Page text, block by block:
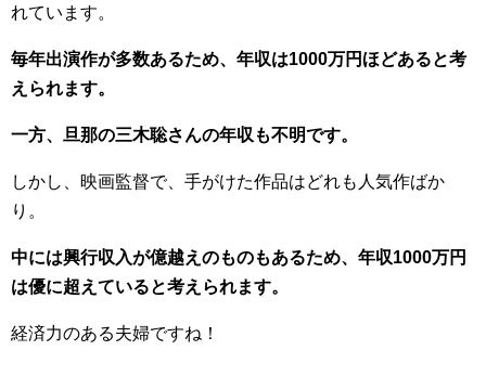
れています。
毎年出演作が多数あるため、年収は1000万円ほどあると考
えられます。
一方、旦那の三木聡さんの年収も不明です。
しかし、映画監督で、手がけた作品はどれも人気作ばか
り。
中には興行収入が億越えのものもあるため、年収1000万円
は優に超えていると考えられます。
経済力のある夫婦ですね！